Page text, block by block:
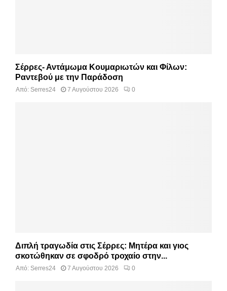
Σέρρες- Αντάμωμα Κουμαριωτών και Φίλων:
Ραντεβού με την Παράδοση
Από: Serres24 7 Αυγούστου 2026 0
Διπλή τραγωδία στις Σέρρες: Μητέρα και γιος
σκοτώθηκαν σε σφοδρό τροχαίο στην...
Από: Serres24 7 Αυγούστου 2026 0